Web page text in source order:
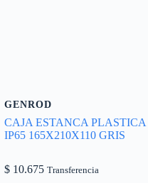
GENROD
CAJA ESTANCA PLASTICA
IP65 165X210X110 GRIS
$ 10.675 Transferencia